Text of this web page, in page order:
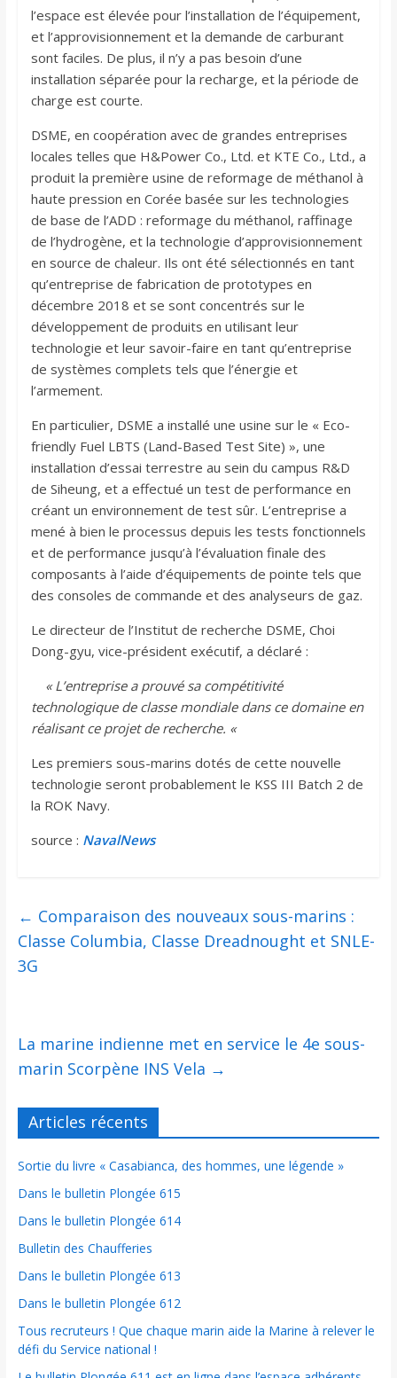
l’espace est élevée pour l’installation de l’équipement,
et l’approvisionnement et la demande de carburant
sont faciles. De plus, il n’y a pas besoin d’une
installation séparée pour la recharge, et la période de
charge est courte.
DSME, en coopération avec de grandes entreprises
locales telles que H&Power Co., Ltd. et KTE Co., Ltd., a
produit la première usine de reformage de méthanol à
haute pression en Corée basée sur les technologies
de base de l’ADD : reformage du méthanol, raffinage
de l’hydrogène, et la technologie d’approvisionnement
en source de chaleur. Ils ont été sélectionnés en tant
qu’entreprise de fabrication de prototypes en
décembre 2018 et se sont concentrés sur le
développement de produits en utilisant leur
technologie et leur savoir-faire en tant qu’entreprise
de systèmes complets tels que l’énergie et
l’armement.
En particulier, DSME a installé une usine sur le « Eco-
friendly Fuel LBTS (Land-Based Test Site) », une
installation d’essai terrestre au sein du campus R&D
de Siheung, et a effectué un test de performance en
créant un environnement de test sûr. L’entreprise a
mené à bien le processus depuis les tests fonctionnels
et de performance jusqu’à l’évaluation finale des
composants à l’aide d’équipements de pointe tels que
des consoles de commande et des analyseurs de gaz.
Le directeur de l’Institut de recherche DSME, Choi
Dong-gyu, vice-président exécutif, a déclaré :
« L’entreprise a prouvé sa compétitivité
technologique de classe mondiale dans ce domaine en
réalisant ce projet de recherche. «
Les premiers sous-marins dotés de cette nouvelle
technologie seront probablement le KSS III Batch 2 de
la ROK Navy.
source : NavalNews
← Comparaison des nouveaux sous-marins :
Classe Columbia, Classe Dreadnought et SNLE-
3G
La marine indienne met en service le 4e sous-
marin Scorpène INS Vela →
Articles récents
Sortie du livre « Casabianca, des hommes, une légende »
Dans le bulletin Plongée 615
Dans le bulletin Plongée 614
Bulletin des Chaufferies
Dans le bulletin Plongée 613
Dans le bulletin Plongée 612
Tous recruteurs ! Que chaque marin aide la Marine à relever le
défi du Service national !